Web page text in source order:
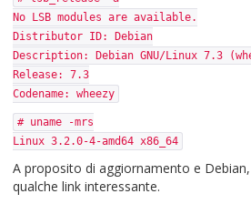
No LSB modules are available.
Distributor ID: Debian
Description: Debian GNU/Linux 7.3
Release: 7.3
Codename: wheezy
# uname -mrs
Linux 3.2.0-4-amd64 x86_64
A proposito di aggiornamento e Debian,
qualche link interessante.